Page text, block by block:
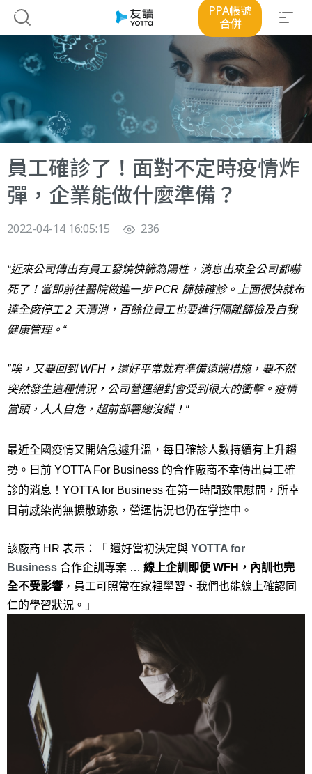
PPA帳號
合併
員工確診了！面對不定時疫情炸
彈，企業能做什麼準備？
2022-04-14 16:05:15 236
“近來公司傳出有員工發燒快篩為陽性，消息出來全公司都嚇
死了！當即前往醫院做進一步 PCR 篩檢確診。上面很快就布
達全廠停工 2 天清消，百餘位員工也要進行隔離篩檢及自我
健康管理。“
”唉，又要回到 WFH，還好平常就有準備遠端措施，要不然
突然發生這種情況，公司營運絕對會受到很大的衝擊。疫情
當頭，人人自危，超前部署總沒錯！“
最近全國疫情又開始急遽升溫，每日確診人數持續有上升趨
勢。日前 YOTTA For Business 的合作廠商不幸傳出員工確
診的消息！YOTTA for Business 在第一時間致電慰問，所幸
目前感染尚無擴散跡象，營運情況也仍在掌控中。
該廠商 HR 表示：「 還好當初決定與 YOTTA for
Business 合作企訓專案 … 線上企訓即便 WFH，內訓也完
全不受影響 ，員工可照常在家裡學習、我們也能線上確認同
仁的學習狀況。」